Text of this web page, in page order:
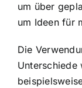
um über
um Ideen für
Die
Unterschiede